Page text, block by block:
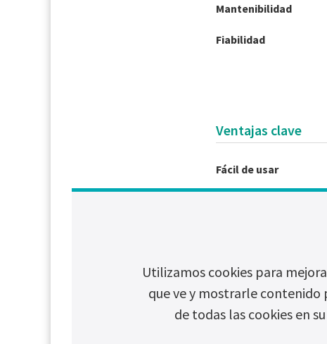
Mantenibilidad
Fiabilidad
Ventajas clave
Fácil de usar
Compatibilidad de
Utilizamos cookies para
que ve y mostrarle
de todas las cookies en